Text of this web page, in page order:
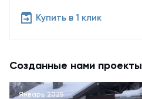
Купить в 1 клик
Созданные нами проекты
Январь 2025